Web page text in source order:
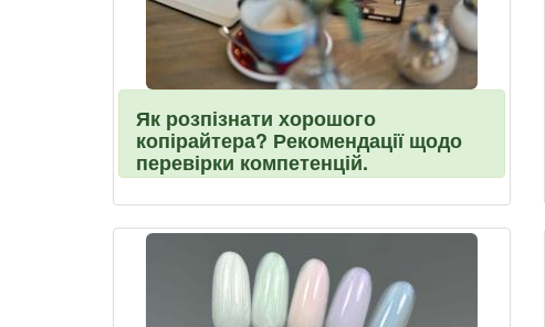
Як розпізнати хорошого
копірайтера? Рекомендації щодо
перевірки компетенцій.